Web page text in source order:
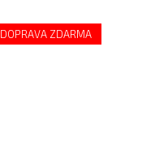
DOPRAVA ZDARMA